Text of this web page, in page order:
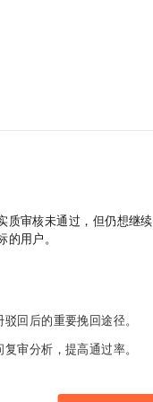
质审核未通过，但仍想继续
用户。
回后的重要挽回途径。
审分析，提高通过率。